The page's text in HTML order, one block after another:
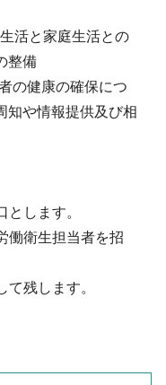
活と家庭生活との
整備
の健康の確保につ
知や情報提供及び相
します。
働衛生担当者を招
残します。